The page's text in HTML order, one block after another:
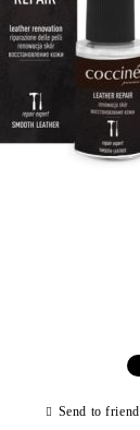
Send to friend